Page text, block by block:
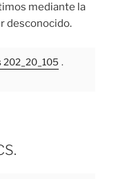
mediante la
desconocido.
202_20_105 .